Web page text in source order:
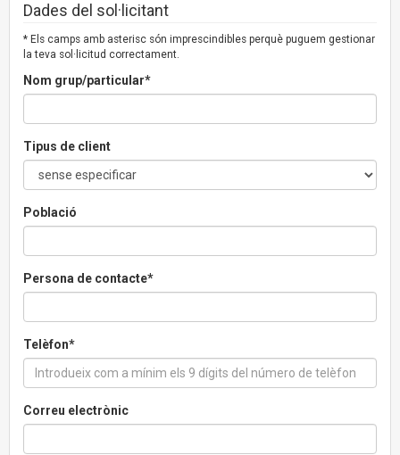
Dades del sol·licitant
* Els camps amb asterisc són imprescindibles perquè puguem gestionar
la teva sol·licitud correctament.
Nom grup/particular*
Tipus de client
Població
Persona de contacte*
Telèfon*
Correu electrònic